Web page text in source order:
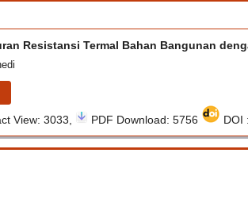
Resistansi Termal Bahan Bangunan
View: 3033, PDF Download: 5756 DOI :